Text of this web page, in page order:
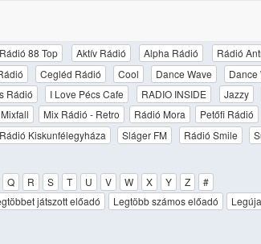
Rádió 88 Top Aktív Rádió Alpha Rádió Rádió
Cegléd Rádió Cool Dance Wave Dance
Rádió I Love Pécs Cafe RADIO INSIDE Jazzy
Mix Rádió - Retro Rádió Mora Petőfi Rádió
Kiskunfélegyháza Sláger FM Rádió Smile
Q R S T U V W X Y Z
#
játszott előadó Legtöbb számos előadó